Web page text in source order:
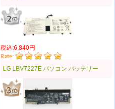
税込:6,840円
LG LBV7227E パソコン バッテリー